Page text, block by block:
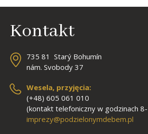
Kontakt
735 81 Starý Bohumín
nám. Svobody 37
Wesela, przyjęcia:
(+48) 605 061 010
(kontakt telefoniczny w godzinach
imprezy@podzielonymdebem.pl